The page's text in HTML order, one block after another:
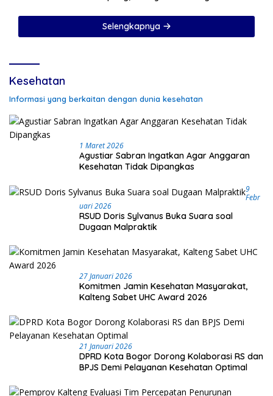
Selengkapnya
Kesehatan
Informasi yang berkaitan dengan dunia kesehatan
1 Maret 2026
Agustiar Sabran Ingatkan Agar Anggaran
Kesehatan Tidak Dipangkas
9
Febr
Uari 2026
RSUD Doris Sylvanus Buka Suara soal
Dugaan Malpraktik
27 Januari 2026
Komitmen Jamin Kesehatan Masyarakat,
Kalteng Sabet UHC Award 2026
21 Januari 2026
DPRD Kota Bogor Dorong Kolaborasi RS dan
BPJS Demi Pelayanan Kesehatan Optimal